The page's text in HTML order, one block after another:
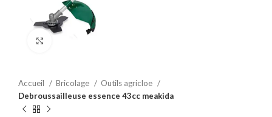
Accueil Bricolage
Outils agricloe
Debroussailleuse essence 43cc meakida